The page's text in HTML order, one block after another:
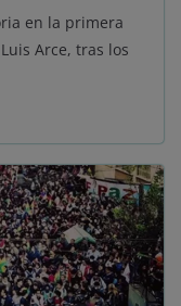
en la primera
Arce, tras los